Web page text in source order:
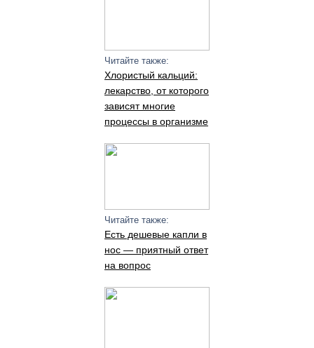
Читайте также:
Хлористый кальций:
лекарство, от которого
зависят многие
процессы в организме
Читайте также:
Есть дешевые капли в
нос — приятный ответ
на вопрос